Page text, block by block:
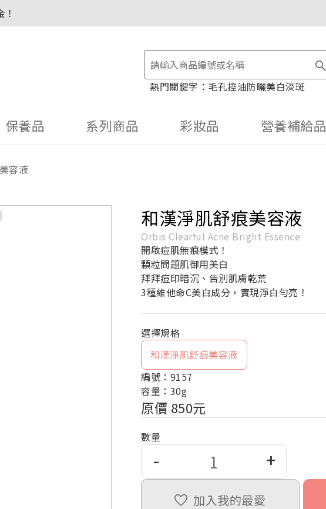
毛孔控油防曬美白淡斑
保養品 系列商品 彩妝品 營養補給品
容液
和漢淨肌舒痕美容液
Orbis Clearful Acne Bright Essence
開啟痘肌無痕模式！
顆粒問題肌御用美白
拜拜痘印暗沉、告別肌膚乾荒
3種維他命C美白成分，實現淨白勻亮！
和漢淨肌舒痕美容液
編號：9157
容量：30g
原價 850元
數量
- +
加入我的最愛